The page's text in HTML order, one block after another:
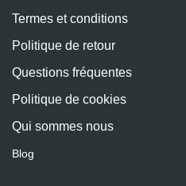
Termes et conditions
Politique de retour
Questions fréquentes
Politique de cookies
Qui sommes nous
Blog